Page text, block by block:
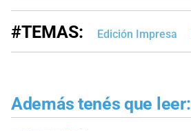
#TEMAS: Edición Impresa
Además tenés que leer: